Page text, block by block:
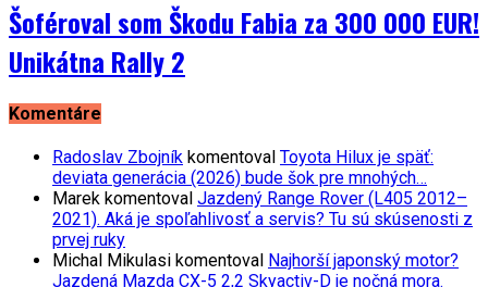
Šoféroval som Škodu Fabia za 300 000 EUR!
Unikátna Rally 2
Komentáre
Radoslav Zbojník komentoval Toyota Hilux je späť:
deviata generácia (2026) bude šok pre mnohých…
Marek komentoval Jazdený Range Rover (L405 2012–
2021). Aká je spoľahlivosť a servis? Tu sú skúsenosti z
prvej ruky
Michal Mikulasi komentoval Najhorší japonský motor?
Jazdená Mazda CX-5 2,2 Skyactiv-D je nočná mora.